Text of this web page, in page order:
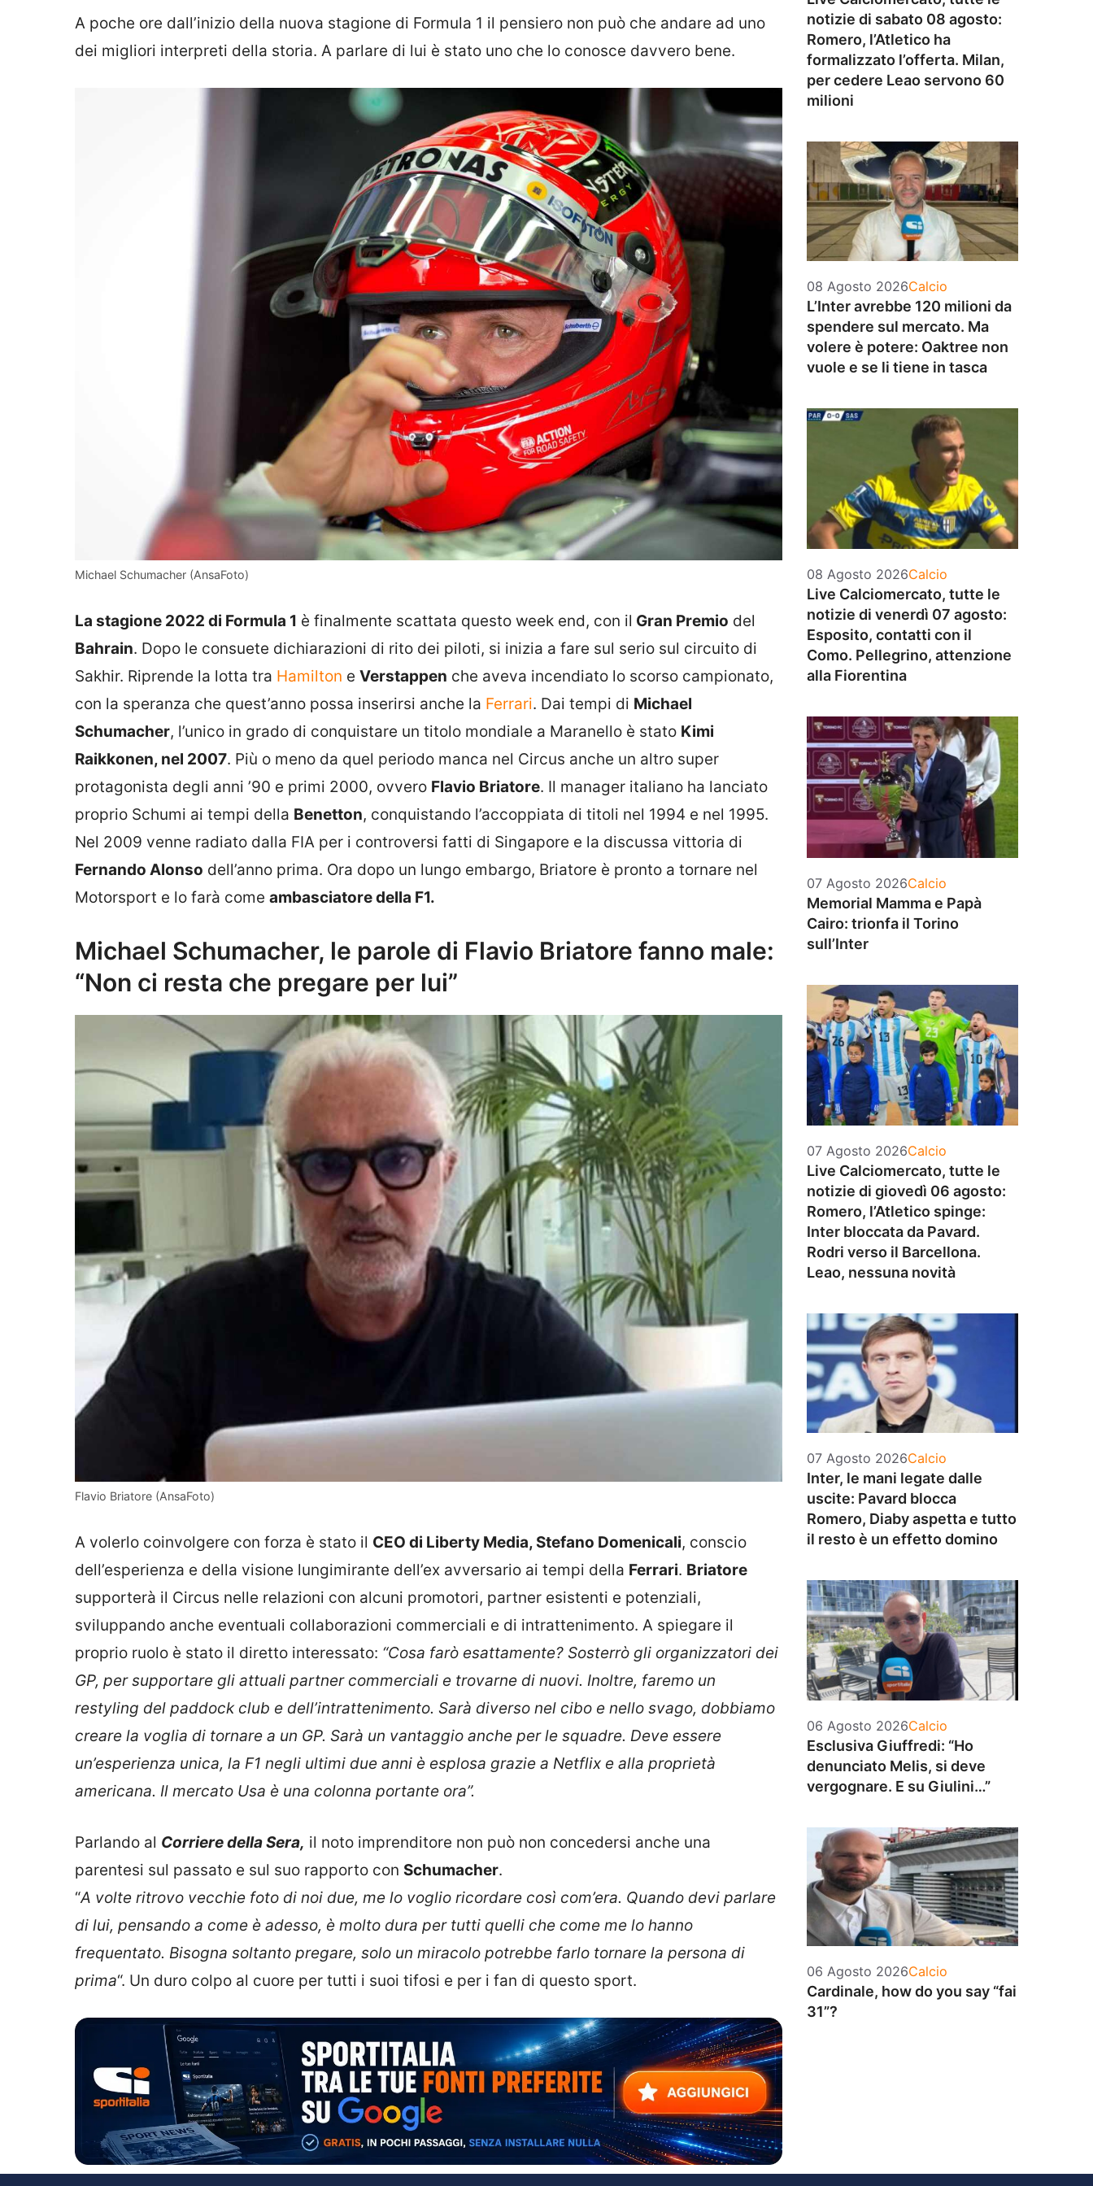
A poche ore dall’inizio della nuova stagione di Formula 1 il pensiero non può che andare ad uno
dei migliori interpreti della storia. A parlare di lui è stato uno che lo conosce davvero bene.
Michael Schumacher (AnsaFoto)
La stagione 2022 di Formula 1 è finalmente scattata questo week end, con il Gran Premio del
Bahrain. Dopo le consuete dichiarazioni di rito dei piloti, si inizia a fare sul serio sul circuito di
Sakhir. Riprende la lotta tra Hamilton e Verstappen che aveva incendiato lo scorso campionato,
con la speranza che quest’anno possa inserirsi anche la Ferrari. Dai tempi di Michael
Schumacher, l’unico in grado di conquistare un titolo mondiale a Maranello è stato Kimi
Raikkonen, nel 2007. Più o meno da quel periodo manca nel Circus anche un altro super
protagonista degli anni ’90 e primi 2000, ovvero Flavio Briatore. Il manager italiano ha lanciato
proprio Schumi ai tempi della Benetton, conquistando l’accoppiata di titoli nel 1994 e nel 1995.
Nel 2009 venne radiato dalla FIA per i controversi fatti di Singapore e la discussa vittoria di
Fernando Alonso dell’anno prima. Ora dopo un lungo embargo, Briatore è pronto a tornare nel
Motorsport e lo farà come ambasciatore della F1.
Michael Schumacher, le parole di Flavio Briatore fanno male:
“Non ci resta che pregare per lui”
Flavio Briatore (AnsaFoto)
A volerlo coinvolgere con forza è stato il CEO di Liberty Media, Stefano Domenicali, conscio
dell’esperienza e della visione lungimirante dell’ex avversario ai tempi della Ferrari. Briatore
supporterà il Circus nelle relazioni con alcuni promotori, partner esistenti e potenziali,
sviluppando anche eventuali collaborazioni commerciali e di intrattenimento. A spiegare il
proprio ruolo è stato il diretto interessato: “Cosa farò esattamente? Sosterrò gli organizzatori dei
GP, per supportare gli attuali partner commerciali e trovarne di nuovi. Inoltre, faremo un
restyling del paddock club e dell’intrattenimento. Sarà diverso nel cibo e nello svago, dobbiamo
creare la voglia di tornare a un GP. Sarà un vantaggio anche per le squadre. Deve essere
un’esperienza unica, la F1 negli ultimi due anni è esplosa grazie a Netflix e alla proprietà
americana. Il mercato Usa è una colonna portante ora”.
Parlando al Corriere della Sera, il noto imprenditore non può non concedersi anche una
parentesi sul passato e sul suo rapporto con Schumacher.
“A volte ritrovo vecchie foto di noi due, me lo voglio ricordare così com’era. Quando devi parlare
di lui, pensando a come è adesso, è molto dura per tutti quelli che come me lo hanno
frequentato. Bisogna soltanto pregare, solo un miracolo potrebbe farlo tornare la persona di
prima“. Un duro colpo al cuore per tutti i suoi tifosi e per i fan di questo sport.
notizie di sabato 08 agosto:
Romero, l’Atletico ha
formalizzato l’offerta. Milan,
per cedere Leao servono 60
milioni
08 Agosto 2026Categorie
Calcio
L’Inter avrebbe 120 milioni da
spendere sul mercato. Ma
volere è potere: Oaktree non
vuole e se li tiene in tasca
08 Agosto 2026Categorie
Calcio
Live Calciomercato, tutte le
notizie di venerdì 07 agosto:
Esposito, contatti con il
Como. Pellegrino, attenzione
alla Fiorentina
07 Agosto 2026Categorie
Calcio
Memorial Mamma e Papà
Cairo: trionfa il Torino
sull’Inter
07 Agosto 2026Categorie
Calcio
Live Calciomercato, tutte le
notizie di giovedì 06 agosto:
Romero, l’Atletico spinge:
Inter bloccata da Pavard.
Rodri verso il Barcellona.
Leao, nessuna novità
07 Agosto 2026Categorie
Calcio
Inter, le mani legate dalle
uscite: Pavard blocca
Romero, Diaby aspetta e tutto
il resto è un effetto domino
06 Agosto 2026Categorie
Calcio
Esclusiva Giuffredi: “Ho
denunciato Melis, si deve
vergognare. E su Giulini…”
06 Agosto 2026Categorie
Calcio
Cardinale, how do you say “fai
31”?